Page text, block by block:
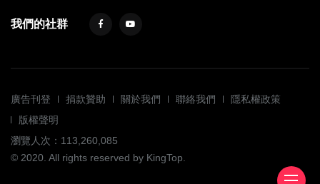
我們的社群
廣告刊登 捐款贊助 關於我們 聯絡我們
隱私權政策
版權聲明
瀏覽人次：113,260,085
© 2020. All rights reserved by KingTop.